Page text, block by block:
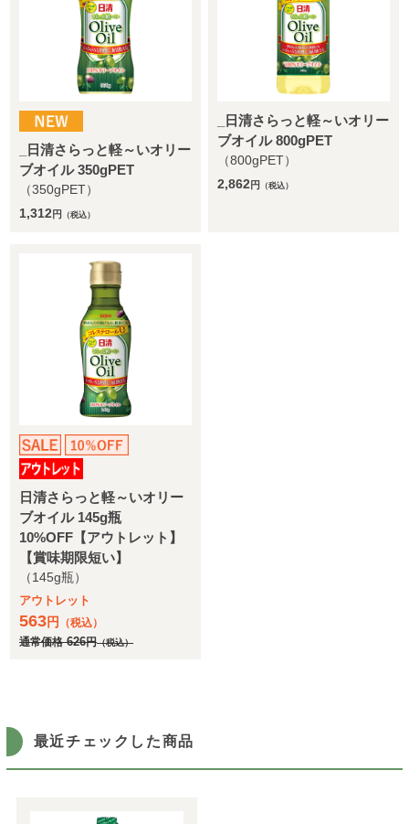
_日清さらっと軽～いオリー
ブオイル 350gPET
（350gPET）
1,312 円 （税込）
_日清さらっと軽～いオリー
ブオイル 800gPET
（800gPET）
2,862 円 （税込）
日清さらっと軽～いオリー
ブオイル 145g瓶
10%OFF【アウトレット】
【賞味期限短い】
（145g瓶）
アウトレット
563円 （税込）
通常価格626円（税込）
最近チェックした商品